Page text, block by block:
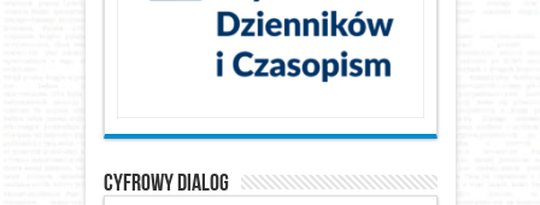
Cyfrowy Dialog